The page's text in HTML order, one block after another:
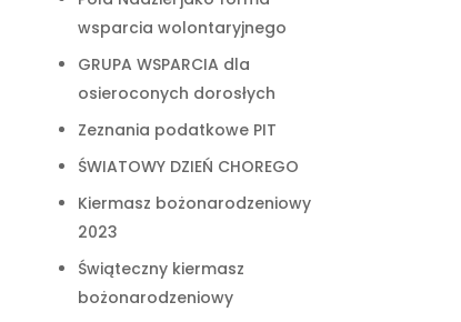
wsparcia wolontaryjnego
GRUPA WSPARCIA dla
osieroconych dorosłych
Zeznania podatkowe PIT
ŚWIATOWY DZIEŃ CHOREGO
Kiermasz bożonarodzeniowy
2023
Świąteczny kiermasz
bożonarodzeniowy